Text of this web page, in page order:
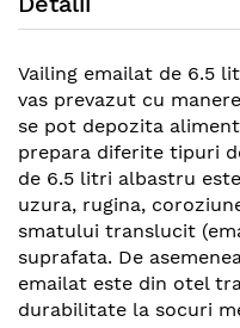
Vailing emailat de 6.5
vas prevazut cu
se pot depozita
prepara diferite tipuri
de 6.5 litri albastru
uzura, rugina,
smatului translucit
suprafata. De
emailat este din otel
durabilitate la socuri